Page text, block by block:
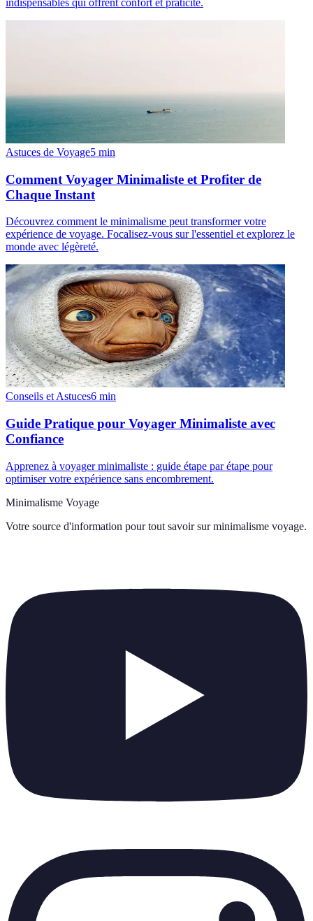
Astuces de Voyage5 min
Comment Voyager Minimaliste et Profiter de
Chaque Instant
Découvrez comment le minimalisme peut transformer votre
expérience de voyage. Focalisez-vous sur l'essentiel et explorez le
monde avec légèreté.
Conseils et Astuces6 min
Guide Pratique pour Voyager Minimaliste avec
Confiance
Apprenez à voyager minimaliste : guide étape par étape pour
optimiser votre expérience sans encombrement.
Minimalisme Voyage
Votre source d'information pour tout savoir sur minimalisme voyage.